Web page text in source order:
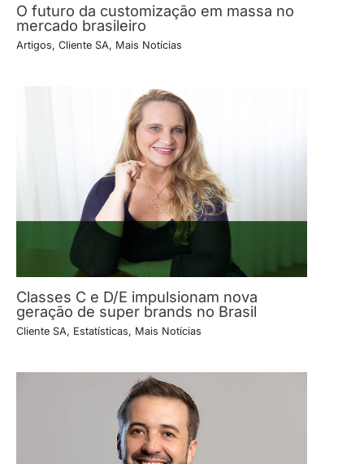
O futuro da customização em massa no
mercado brasileiro
Artigos, Cliente SA, Mais Notícias
Classes C e D/E impulsionam nova
geração de super brands no Brasil
Cliente SA, Estatísticas, Mais Notícias